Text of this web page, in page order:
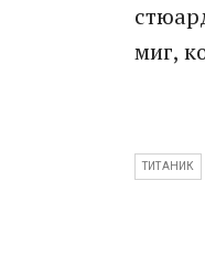
миг,
ТИТАНИК